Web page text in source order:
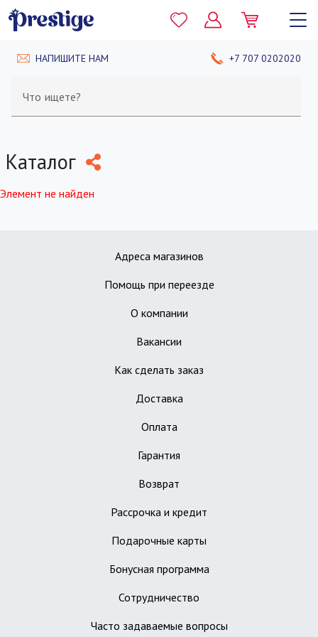
НАПИШИТЕ НАМ +7 707 0202020
Что ищете?
Каталог
Элемент не найден
Адреса магазинов
Помощь при переезде
О компании
Вакансии
Как сделать заказ
Доставка
Оплата
Гарантия
Возврат
Рассрочка и кредит
Подарочные карты
Бонусная программа
Сотрудничество
Часто задаваемые вопросы